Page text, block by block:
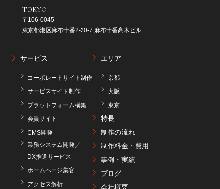
TOKYO
〒106-0045
東京都港区麻布十番2-20-7 麻布十番髙木ビル
サービス
コーポレートサイト制作
サービスサイト制作
プラットフォーム構築
会員サイト
CMS開発
業務システム開発／
DX推進サービス
ホームページ集客
アクセス解析
エリア
京都
大阪
東京
特長
制作の流れ
制作料金・費用
事例・実績
ブログ
会社概要